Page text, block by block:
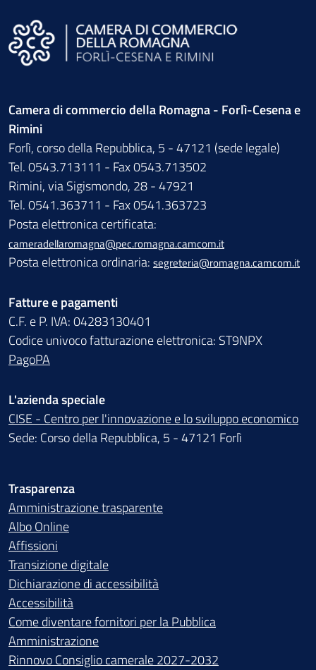
Camera di commercio della Romagna - Forlì-Cesena e
Rimini
Forlì, corso della Repubblica, 5 - 47121 (sede legale)
Tel. 0543.713111 - Fax 0543.713502
Rimini, via Sigismondo, 28 - 47921
Tel. 0541.363711 - Fax 0541.363723
Posta elettronica certificata:
cameradellaromagna@pec.romagna.camcom.it
Posta elettronica ordinaria: segreteria@romagna.camcom.it
Fatture e pagamenti
C.F. e P. IVA: 04283130401
Codice univoco fatturazione elettronica: ST9NPX
PagoPA
L'azienda speciale
CISE - Centro per l'innovazione e lo sviluppo economico
Sede: Corso della Repubblica, 5 - 47121 Forlì
Trasparenza
Amministrazione trasparente
Albo Online
Affissioni
Transizione digitale
Dichiarazione di accessibilità
Accessibilità
Come diventare fornitori per la Pubblica
Amministrazione
Rinnovo Consiglio camerale 2027-2032